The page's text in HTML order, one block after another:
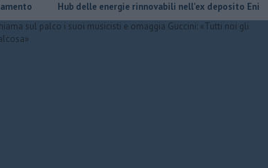
Hub delle energie rinnovabili nell'ex deposito Eni